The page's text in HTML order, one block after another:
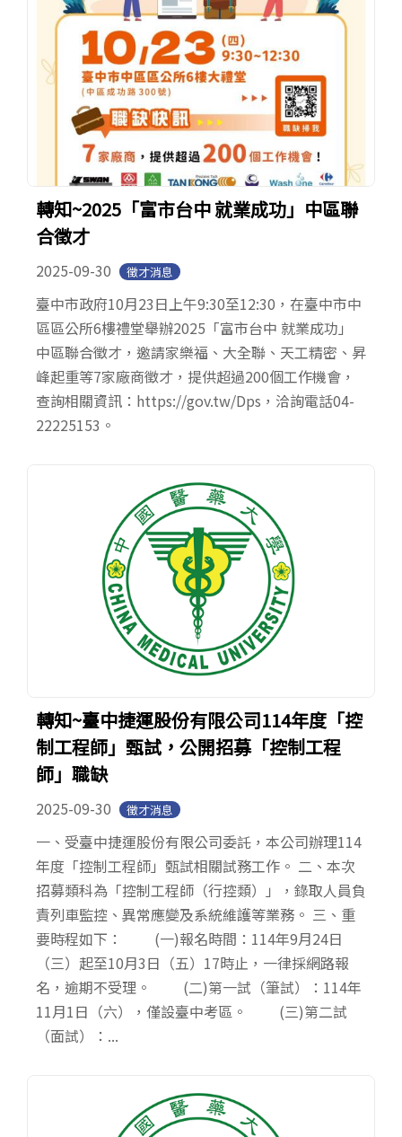
轉知~2025「富市台中 就業成功」中區聯
合徵才
2025-09-30 徵才消息
臺中市政府10月23日上午9:30至12:30，在臺中市中
區區公所6樓禮堂舉辦2025「富市台中 就業成功」
中區聯合徵才，邀請家樂福、大全聯、天工精密、昇
峰起重等7家廠商徵才，提供超過200個工作機會，
查詢相關資訊：https://gov.tw/Dps，洽詢電話04-
22225153。
轉知~臺中捷運股份有限公司114年度「控
制工程師」甄試，公開招募「控制工程
師」職缺
2025-09-30 徵才消息
一、受臺中捷運股份有限公司委託，本公司辦理114
年度「控制工程師」甄試相關試務工作。 二、本次
招募類科為「控制工程師（行控類）」，錄取人員負
責列車監控、異常應變及系統維護等業務。 三、重
要時程如下： (一)報名時間：114年9月24日
（三）起至10月3日（五）17時止，一律採網路報
名，逾期不受理。 (二)第一試（筆試）：114年
11月1日（六），僅設臺中考區。 (三)第二試
（面試）：...